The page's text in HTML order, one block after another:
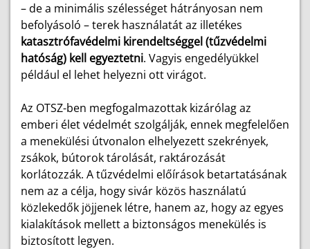
– de a minimális szélességet hátrányosan nem
befolyásoló – terek használatát az illetékes
katasztrófavédelmi kirendeltséggel (tűzvédelmi
hatóság) kell egyeztetni. Vagyis engedélyükkel
például el lehet helyezni ott virágot.
Az OTSZ-ben megfogalmazottak kizárólag az
emberi élet védelmét szolgálják, ennek megfelelően
a menekülési útvonalon elhelyezett szekrények,
zsákok, bútorok tárolását, raktározását
korlátozzák. A tűzvédelmi előírások betartatásának
nem az a célja, hogy sivár közös használatú
közlekedők jöjjenek létre, hanem az, hogy az egyes
kialakítások mellett a biztonságos menekülés is
biztosított legyen.